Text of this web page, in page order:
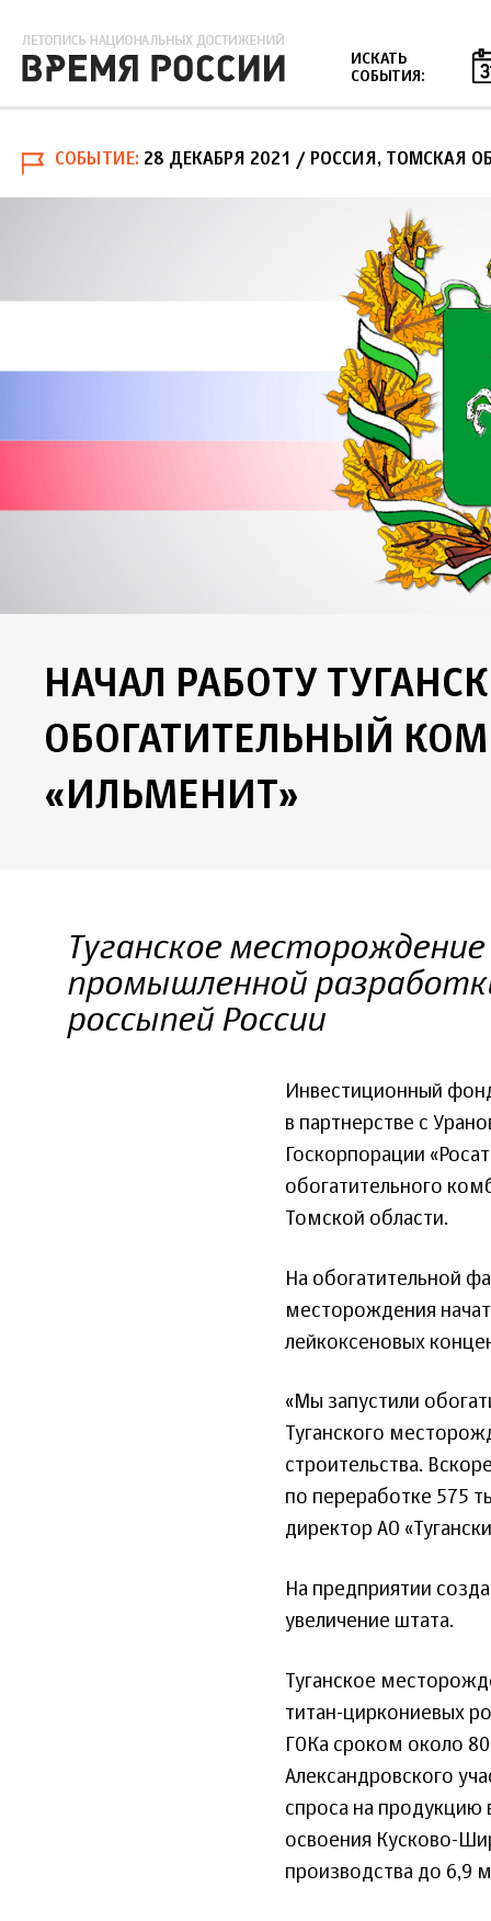
ИСКАТЬ
СОБЫТИЯ:
СОБЫТИЕ 28 ДЕКАБРЯ 2021 / РОССИЯ, ТОМСКАЯ
НАЧАЛ РАБОТУ
ОБОГАТИТЕЛЬНЫЙ
«ИЛЬМЕНИТ»
Туганское
промышленной
россыпей России
Инвестиционный
в партнерстве с
Госкорпорации
обогатительного
Томской области.
На обогатительной
месторождения
лейкоксеновых
«Мы запустили
Туганского
строительства.
по переработке 575
директор АО
На предприятии
увеличение штата.
Туганское
титан-циркониевых
ГОКа сроком около
Александровского
спроса на
освоения Кусково-
производства до 6,9